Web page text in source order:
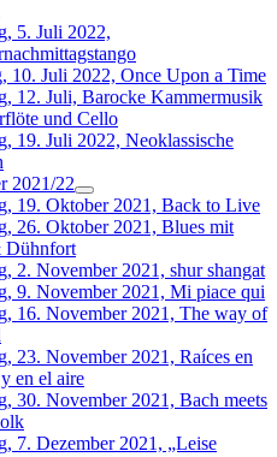
5. Juli 2022,
10. Juli 2022, Once Upon a Time
12. Juli, Barocke Kammermusik
und Cello
19. Juli 2022, Neoklassische
2021/22
19. Oktober 2021, Back to Live
26. Oktober 2021, Blues mit
Dühnfort
2. November 2021, shur shangat
9. November 2021, Mi piace qui
16. November 2021, The way of
23. November 2021, Raíces en
en el aire
30. November 2021, Bach meets
7. Dezember 2021, „Leise